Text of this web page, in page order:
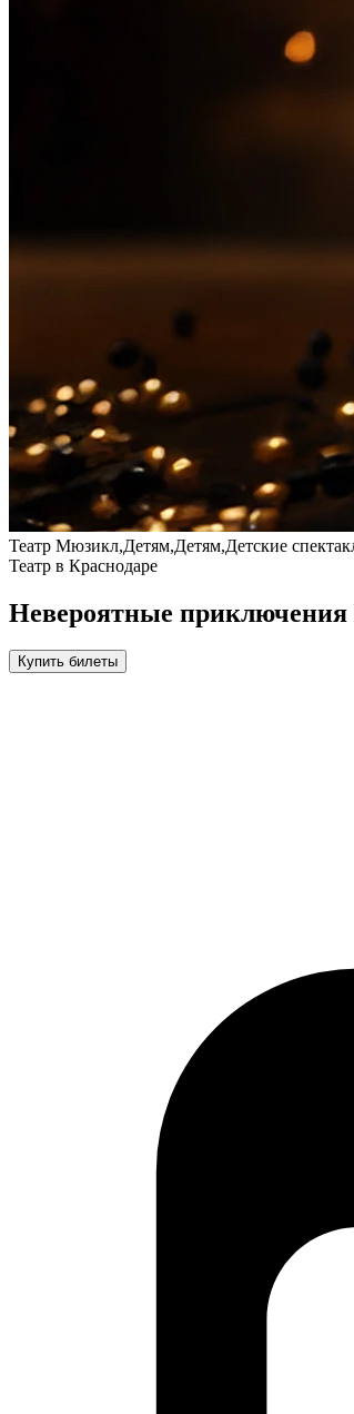
Театр Мюзикл,Детям,Детям,Детские
Театр в Краснодаре
Невероятные приключения
Купить билеты